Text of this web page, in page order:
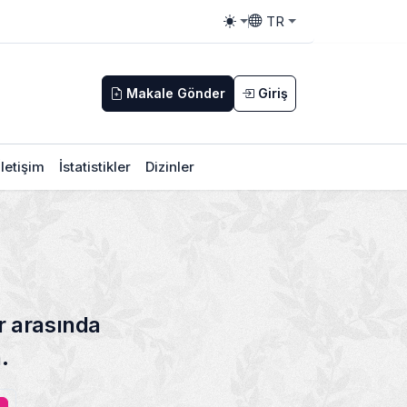
Toggle theme
TR
Toggle language
Makale Gönder Giriş
İstatistikler Dizinler